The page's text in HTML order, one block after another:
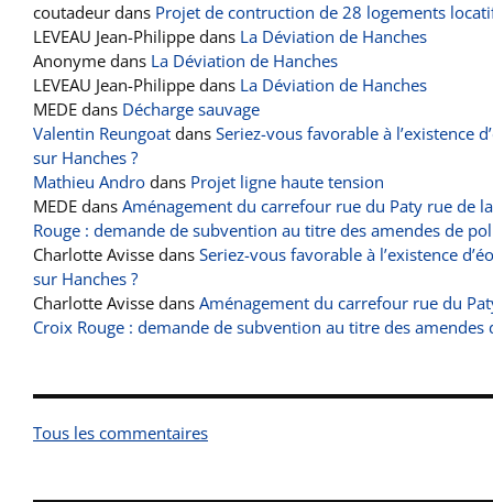
coutadeur dans Projet de contruction de 28 logements
LEVEAU Jean-Philippe dans La Déviation de Hanches
Anonyme dans La Déviation de Hanches
LEVEAU Jean-Philippe dans La Déviation de Hanches
MEDE dans Décharge sauvage
Valentin Reungoat dans Seriez-vous favorable à l’existence
sur Hanches ?
Mathieu Andro dans Projet ligne haute tension
MEDE dans Aménagement du carrefour rue du Paty rue de
Rouge : demande de subvention au titre des amendes de
Charlotte Avisse dans Seriez-vous favorable à l’existence
sur Hanches ?
Charlotte Avisse dans Aménagement du carrefour rue du
Croix Rouge : demande de subvention au titre des amendes
Tous les commentaires